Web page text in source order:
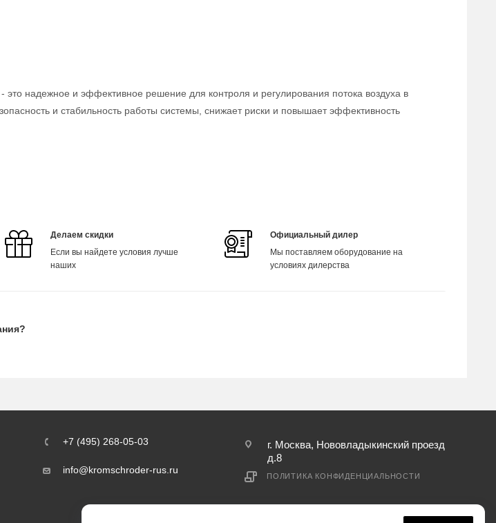
надежное и эффективное решение для контроля и регулирования потока воздуха в
и стабильность работы системы, снижает риски и повышает эффективность
Делаем скидки
Если вы найдете условия лучше
наших
Официальный дилер
Мы поставляем оборудование на
условиях дилерства
+7 (495) 268-05-03
info@kromschroder-rus.ru
г. Москва, Нововладыкинский проезд
д.8
ПОЛИТИКА КОНФИДЕНЦИАЛЬНОСТИ